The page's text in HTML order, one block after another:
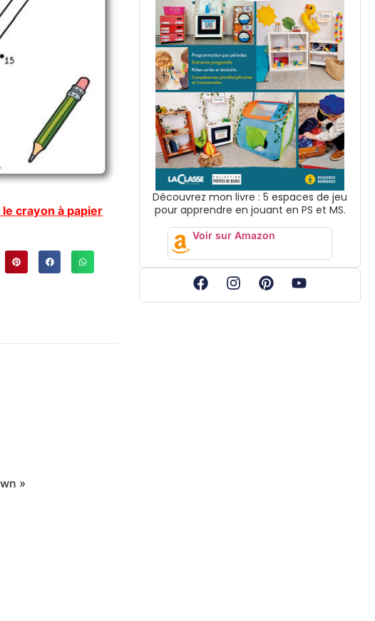
le crayon à papier
»
Découvrez mon livre : 5 espaces de jeu
pour apprendre en jouant en PS et MS.
Voir sur Amazon